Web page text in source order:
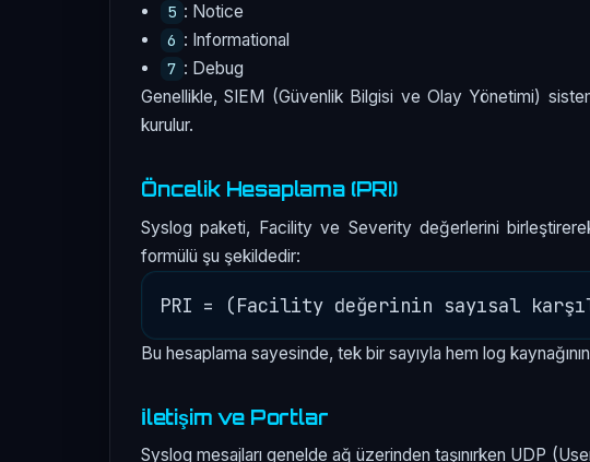
5 : Notice
6 : Informational
7 : Debug
Genellikle, SIEM (Güvenlik Bilgisi ve Olay Yönetimi)
kurulur.
Öncelik Hesaplama (PRI)
Syslog paketi, Facility ve Severity değerlerini
formülü şu şekildedir:
Bu hesaplama sayesinde, tek bir sayıyla hem log
İletişim ve Portlar
Syslog mesajları genelde ağ üzerinden taşınırken UDP